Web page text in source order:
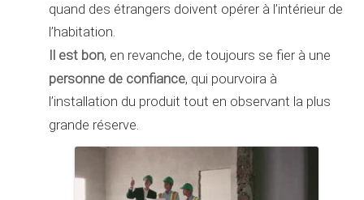
quand des étrangers doivent opérer à l’intérieur de
l’habitation.
Il est bon, en revanche, de toujours se fier à une
personne de confiance, qui pourvoira à
l’installation du produit tout en observant la plus
grande réserve.